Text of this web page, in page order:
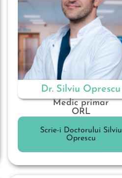
Dr. Silviu Oprescu
Medic primar
ORL
Scrie-i Doctorului Silviu
Oprescu